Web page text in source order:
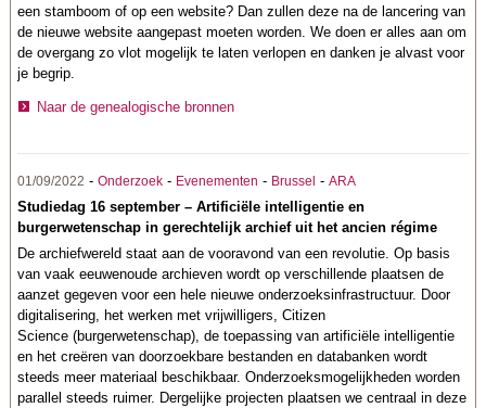
een stamboom of op een website? Dan zullen deze na de lancering van
de nieuwe website aangepast moeten worden. We doen er alles aan om
de overgang zo vlot mogelijk te laten verlopen en danken je alvast voor
je begrip.
Naar de genealogische bronnen
01/09/2022 -Onderzoek - Evenementen - Brussel -ARA
Studiedag 16 september – Artificiële intelligentie en
burgerwetenschap in gerechtelijk archief uit het ancien régime
De archiefwereld staat aan de vooravond van een revolutie. Op basis
van vaak eeuwenoude archieven wordt op verschillende plaatsen de
aanzet gegeven voor een hele nieuwe onderzoeksinfrastructuur. Door
digitalisering, het werken met vrijwilligers, Citizen
Science (burgerwetenschap), de toepassing van artificiële intelligentie
en het creëren van doorzoekbare bestanden en databanken wordt
steeds meer materiaal beschikbaar. Onderzoeksmogelijkheden worden
parallel steeds ruimer. Dergelijke projecten plaatsen we centraal in deze